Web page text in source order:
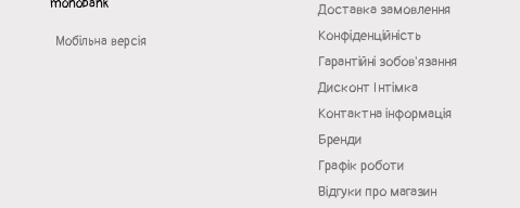
Мобільна версія
Доставка замовлення
Конфіденційність
Гарантійні зобов'язання
Дисконт Інтімка
Контактна інформація
Бренди
Графік роботи
Відгуки про магазин